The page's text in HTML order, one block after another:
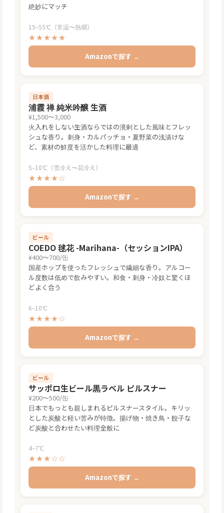
絶妙にマッチ
15–55℃（常温〜熱燗）
★★★★★
Amazonで探す →
日本酒
浦霞 禅 純米吟醸 生酒
¥1,500〜3,000
火入れをしない生酒ならではの溌剌とした風味とフレッ
シュな香り。刺身・カルパッチョ・夏野菜の浅漬けな
ど、素材の鮮度を活かした料理に最適
5–10℃（雪冷え〜花冷え）
★★★★☆
Amazonで探す →
ビール
COEDO 毬花 -Marihana-（セッションIPA）
¥400〜700/缶
国産ホップを使ったフレッシュで繊細な香り。アルコー
ル度数は低めで飲みやすい。和食・刺身・冷奴と驚くほ
どよく合う
6–10℃
★★★★☆
Amazonで探す →
ビール
サッポロ生ビール黒ラベル ピルスナー
¥200〜500/缶
日本でもっとも親しまれるピルスナースタイル。キリッ
とした炭酸と軽い苦みが特徴。揚げ物・焼き鳥・餃子な
ど炭酸と合わせたい料理全般に
4–7℃
★★★☆☆
Amazonで探す →